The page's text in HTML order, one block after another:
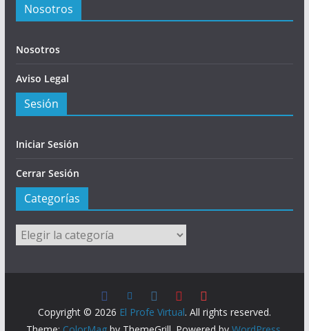
Nosotros
Nosotros
Aviso Legal
Sesión
Iniciar Sesión
Cerrar Sesión
Categorías
Categorías
Copyright © 2026 El Profe Virtual. All rights reserved.